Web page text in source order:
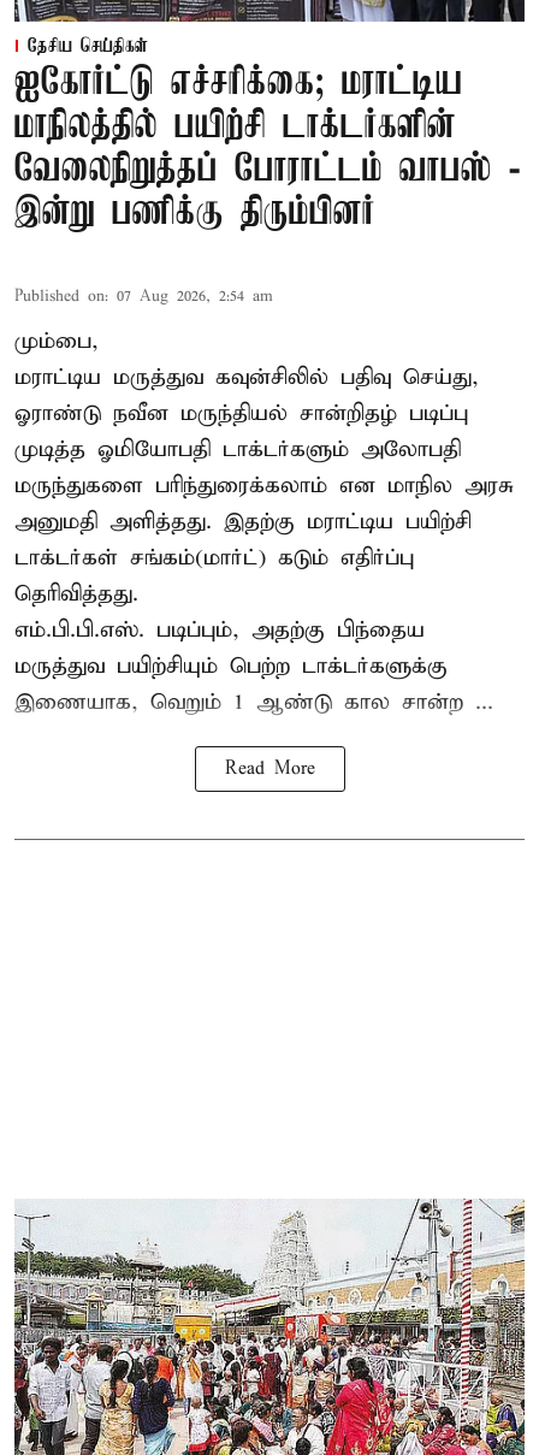
தேசிய செய்திகள்
ஐகோர்ட்டு எச்சரிக்கை; மராட்டிய
மாநிலத்தில் பயிற்சி டாக்டர்களின்
வேலைநிறுத்தப் போராட்டம் வாபஸ் -
இன்று பணிக்கு திரும்பினர்
Published on: 07 Aug 2026, 2:54 am
மும்பை,
மராட்டிய மருத்துவ கவுன்சிலில் பதிவு செய்து,
ஓராண்டு நவீன மருந்தியல் சான்றிதழ் படிப்பு
முடித்த ஓமியோபதி டாக்டர்களும் அலோபதி
மருந்துகளை பரிந்துரைக்கலாம் என மாநில அரசு
அனுமதி அளித்தது. இதற்கு மராட்டிய பயிற்சி
டாக்டர்கள் சங்கம்(மார்ட்) கடும் எதிர்ப்பு
தெரிவித்தது.
எம்.பி.பி.எஸ். படிப்பும், அதற்கு பிந்தைய
மருத்துவ பயிற்சியும் பெற்ற டாக்டர்களுக்கு
இணையாக, வெறும் 1 ஆண்டு கால சான்ற ...
Read More